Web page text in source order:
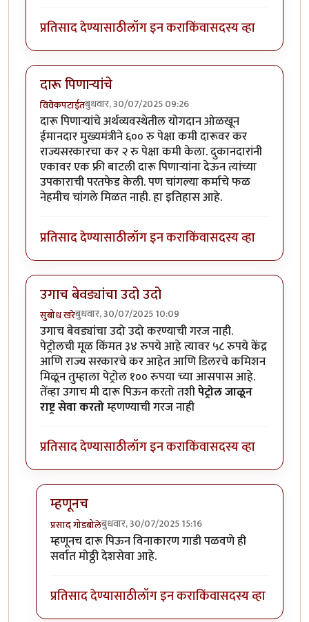
प्रतिसाद देण्यासाठीलॉग इन कराकिंवासदस्य व्हा
दारू पिणाऱ्यांचे
विवेकपटाईतबुधवार, 30/07/2025 09:26
दारू पिणाऱ्यांचे अर्थव्यवस्थेतील योगदान ओळखून
ईमानदार मुख्यमंत्रीने ६०० रु पेक्षा कमी दारूवर कर
राज्यसरकारचा कर २ रु पेक्षा कमी केला. दुकानदारांनी
एकावर एक फ्री बाटली दारू पिणाऱ्यांना देऊन त्यांच्या
उपकाराची परतफेड केली. पण चांगल्या कर्माचे फळ
नेहमीच चांगले मिळत नाही. हा इतिहास आहे.
प्रतिसाद देण्यासाठीलॉग इन कराकिंवासदस्य व्हा
उगाच बेवड्यांचा उदो उदो
सुबोध खरेबुधवार, 30/07/2025 10:09
उगाच बेवड्यांचा उदो उदो करण्याची गरज नाही.
पेट्रोलची मूळ किंमत ३४ रुपये आहे त्यावर ५८ रुपये केंद्र
आणि राज्य सरकारचे कर आहेत आणि डिलरचे कमिशन
मिळून तुम्हाला पेट्रोल १०० रुपया च्या आसपास आहे.
तेंव्हा उगाच मी दारू पिऊन करतो तशीपेट्रोल जाळून
राष्ट्र सेवा करतोम्हणण्याची गरज नाही
प्रतिसाद देण्यासाठीलॉग इन कराकिंवासदस्य व्हा
म्हणूनच
प्रसाद गोडबोलेबुधवार, 30/07/2025 15:16
In reply toउगाच बेवड्यांचा उदो उदोbyसुबोध खरे
म्हणूनच दारू पिऊन विनाकारण गाडी पळवणे ही
सर्वात मोठ्ठी देशसेवा आहे.
प्रतिसाद देण्यासाठीलॉग इन कराकिंवासदस्य व्हा